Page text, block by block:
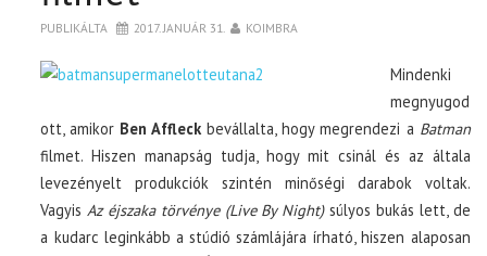
PUBLIKÁLTA 2017. JANUÁR 31. KOIMBRA
Mindenki
megnyugod
ott, amikor Ben Affleck bevállalta, hogy megrendezi a Batman
filmet. Hiszen manapság tudja, hogy mit csinál és az általa
levezényelt produkciók szintén minőségi darabok voltak.
VagyisAz éjszaka törvénye (Live By Night)súlyos bukás lett, de
a kudarc leginkább a stúdió számlájára írható, hiszen alaposan